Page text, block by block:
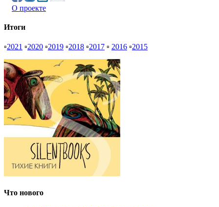
О проекте
Итоги
▫2021 ▫2020 ▫2019 ▫2018 ▫2017 ▫ 2016 ▫2015
Что нового